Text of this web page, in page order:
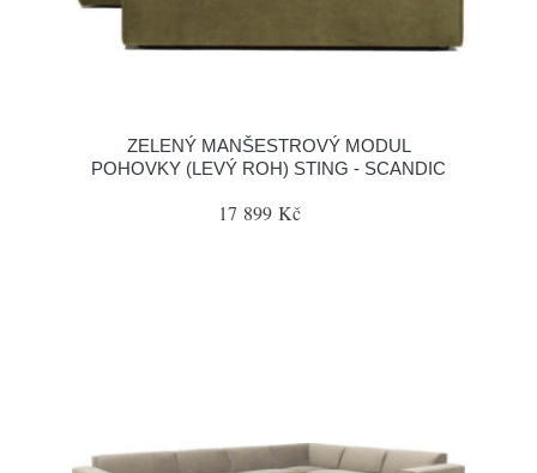
ZELENÝ MANŠESTROVÝ MODUL
POHOVKY (LEVÝ ROH) STING - SCANDIC
17 899 Kč